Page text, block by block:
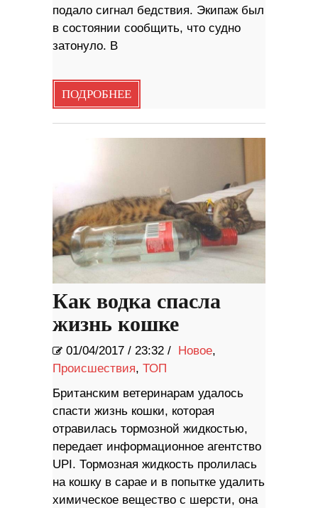
подало сигнал бедствия. Экипаж был
в состоянии сообщить, что судно
затонуло. В
ПОДРОБНЕЕ
Как водка спасла
жизнь кошке
01/04/2017 / 23:32 / Новое,
Происшествия, ТОП
Британским ветеринарам удалось
спасти жизнь кошки, которая
отравилась тормозной жидкостью,
передает информационное агентство
UPI. Тормозная жидкость пролилась
на кошку в сарае и в попытке удалить
химическое вещество с шерсти, она